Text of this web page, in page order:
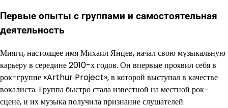
Первые опыты с группами и самостоятельная
деятельность
Мияги, настоящее имя Михаил Янцев, начал свою музыкальную
карьеру в середине 2010-х годов. Он впервые проявил себя в
рок-группе «Arthur Project», в которой выступал в качестве
вокалиста. Группа быстро стала известной на местной рок-
сцене, и их музыка получила признание слушателей.